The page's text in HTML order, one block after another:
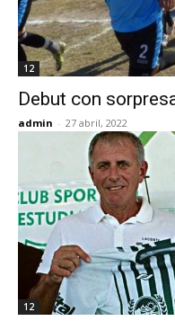
12
Debut con
admin - 27 abril, 2022
12